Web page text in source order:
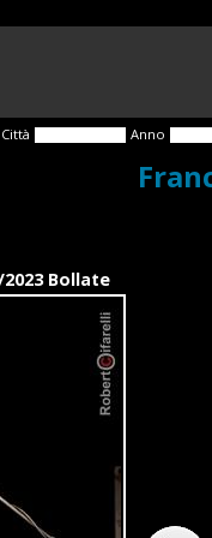
Città Anno
Bollate